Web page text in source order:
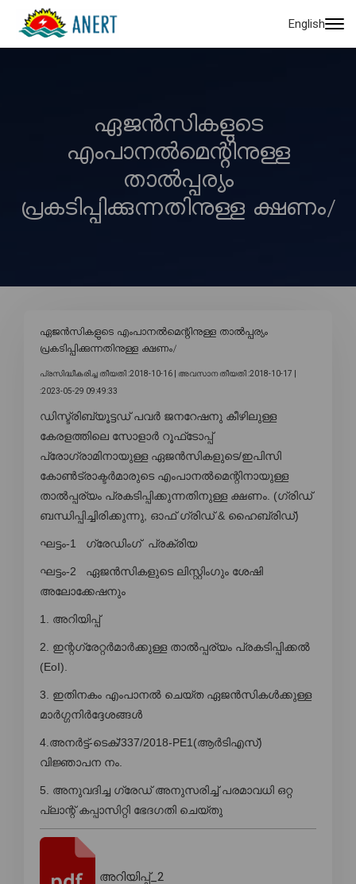
English
ഏജൻസികളുടെ
എംപാനൽമെന്റിനുള്ള
താൽപ്പര്യം
പ്രകടിപ്പിക്കുന്നതിനുള്ള ക്ഷണം/
ഏജൻസികളുടെ എംപാനൽമെന്റിനുള്ള താൽപ്പര്യം
പ്രകടിപ്പിക്കുന്നതിനുള്ള ക്ഷണം/
പ്രസിദ്ധീകരിച്ച തീയതി :2018-10-16 | അവസാന തീയതി :2018-10-17 |
:2023-05-29 09:49:33
ഡിസ്ട്രിബ്യൂട്ടഡ് പവർ ജനറേഷനു കീഴിലുള്ള
കേരളത്തിലെ സോളാർ റൂഫ്‌ടോപ്പ്
പ്രോഗ്രാമിനായുള്ള ഏജൻസികളുടെ/ഇപിസി
കോൺട്രാക്ടർമാരുടെ എംപാനൽമെന്റിനായുള്ള
താൽപ്പര്യം പ്രകടിപ്പിക്കുന്നതിനുള്ള ക്ഷണം. (ഗ്രിഡ്
ബന്ധിപ്പിച്ചിരിക്കുന്നു, ഓഫ് ഗ്രിഡ് & ഹൈബ്രിഡ്)
ഘട്ടം-1 ഗ്രേഡിംഗ് പ്രക്രിയ
ഘട്ടം-2 ഏജൻസികളുടെ ലിസ്റ്റിംഗും ശേഷി
അലോക്കേഷനും
1. അറിയിപ്പ്
2. ഇന്റഗ്രേറ്റർമാർക്കുള്ള താൽപ്പര്യം പ്രകടിപ്പിക്കൽ
(EoI).
3. ഇതിനകം എംപാനൽ ചെയ്ത ഏജൻസികൾക്കുള്ള
മാർഗ്ഗനിർദ്ദേശങ്ങൾ
4.അനർട്ട്-ടെക്/337/2018-PE1(ആർടിഎസ്)
വിജ്ഞാപന നം.
5. അനുവദിച്ച ഗ്രേഡ് അനുസരിച്ച് പരമാവധി ഒറ്റ
പ്ലാന്റ് കപ്പാസിറ്റി ഭേദഗതി ചെയ്തു
അറിയിപ്പ്_2